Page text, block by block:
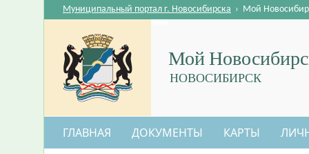
Мой
НОВОСИБИРСК
Муниципальный портал г. Новосибирска › Мой
ГЛАВНАЯ ДОКУМЕНТЫ КАРТЫ